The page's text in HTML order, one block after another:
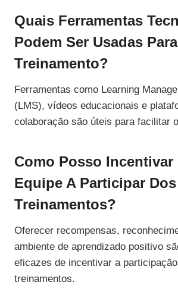
Quais Ferramentas
Podem Ser Usadas Para
Treinamento?
Ferramentas como Learning
(LMS), vídeos educacionais e
colaboração são úteis para facilitar
Como Posso Incentivar
Equipe A Participar Dos
Treinamentos?
Oferecer recompensas,
ambiente de aprendizado positivo
eficazes de incentivar a
treinamentos.